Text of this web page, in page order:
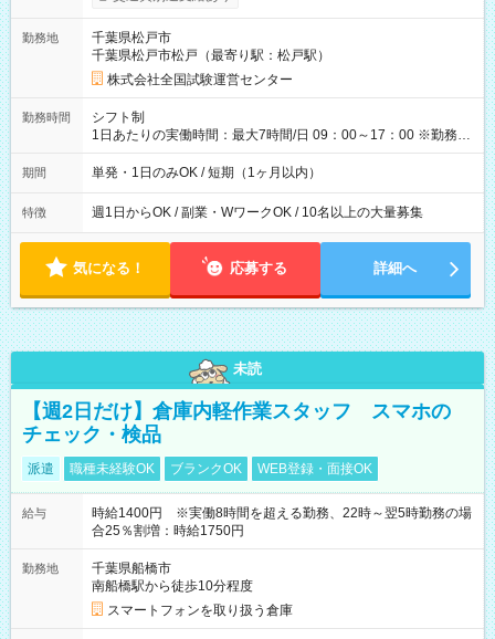
り！】 希望される場合、勤務から1週間ほどで給与の一部を受け
例】 ・河合塾模擬試験 8:30～17:30（休憩1時間） 時給1,300円
×8時間＝日収10,400円＋交通費 ※当日の役割により時給＋100
円の場合あり ・国家試験 7:00～13:30（休憩なし） 時給1,300
円（役割手当＋100円）×6時間＝日収8,400円＋交通費 【試用期
間】試用期間なし
勤務地
千葉県松戸市
千葉県松戸市松戸（最寄り駅：松戸駅）
株式会社全国試験運営センター
勤務時間
シフト制
1日あたりの実働時間：最大7時間/日 09：00～17：00 ※勤務時
間は 試験により異なります。
期間 単発・1日のみOK / 短期（1ヶ月以内）
特徴 週1日からOK / 副業・WワークOK / 10名以上の大量募集
気になる！ 応募する 詳細へ
未読
【週2日だけ】倉庫内軽作業スタッフ スマホの
チェック・検品
派遣 職種未経験OK ブランクOK WEB登録・面接OK
給与
時給1400円 ※実働8時間を超える勤務、22時～翌5時勤務の場
合25％割増：時給1750円
勤務地
千葉県船橋市
南船橋駅から徒歩10分程度
スマートフォンを取り扱う倉庫